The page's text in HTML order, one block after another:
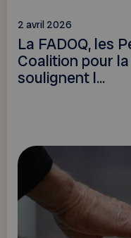
2 avril 2026
La FADOQ, les
Coalition pour
soulignent l...